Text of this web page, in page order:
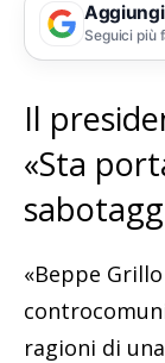
Seguici più
Il
«Sta
«Beppe
ragioni di